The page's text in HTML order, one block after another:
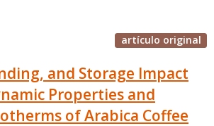
artículo original
and Storage Impact
Properties and
of Arabica Coffee